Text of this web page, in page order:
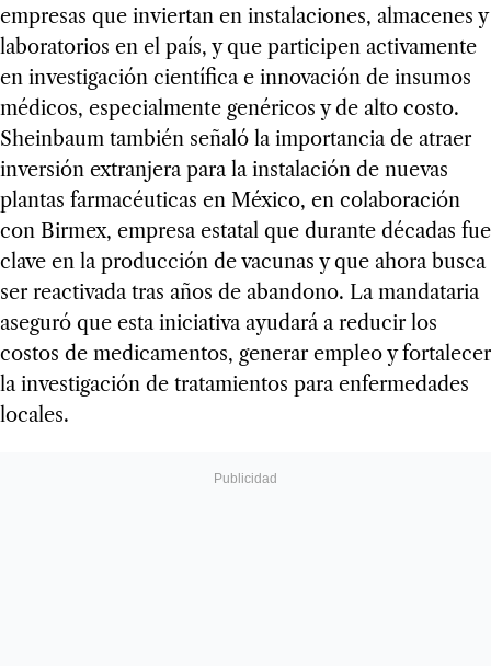
empresas que inviertan en instalaciones, almacenes y
laboratorios en el país, y que participen activamente
en investigación científica e innovación de insumos
médicos, especialmente genéricos y de alto costo.
Sheinbaum también señaló la importancia de atraer
inversión extranjera para la instalación de nuevas
plantas farmacéuticas en México, en colaboración
con Birmex, empresa estatal que durante décadas fue
clave en la producción de vacunas y que ahora busca
ser reactivada tras años de abandono. La mandataria
aseguró que esta iniciativa ayudará a reducir los
costos de medicamentos, generar empleo y fortalecer
la investigación de tratamientos para enfermedades
locales.